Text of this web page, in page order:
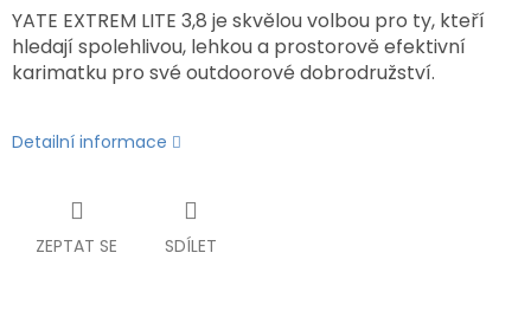
YATE EXTREM LITE 3,8 je skvělou volbou pro ty, kteří
hledají spolehlivou, lehkou a prostorově efektivní
karimatku pro své outdoorové dobrodružství.
Detailní informace
ZEPTAT SE SDÍLET